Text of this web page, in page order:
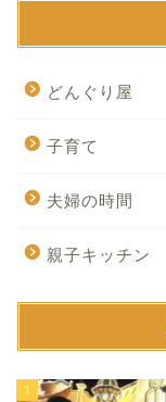
どんぐり屋
子育て
夫婦の時間
親子キッチン
1